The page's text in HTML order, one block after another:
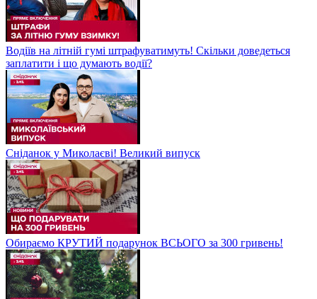
Водіїв на літній гумі штрафуватимуть! Скільки доведеться
заплатити і що думають водії?
Сніданок у Миколаєві! Великий випуск
Обираємо КРУТИЙ подарунок ВСЬОГО за 300 гривень!